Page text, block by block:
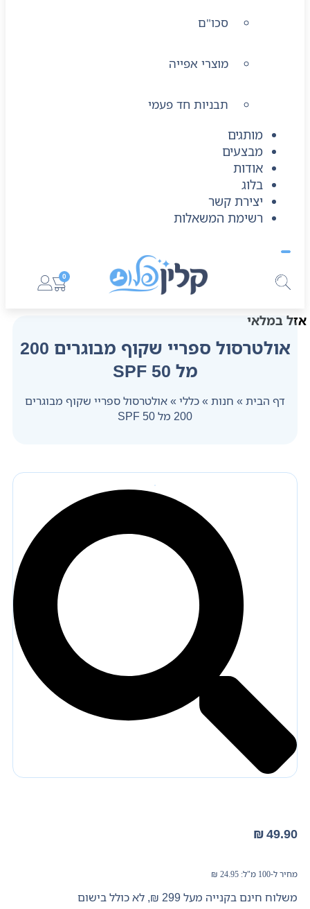
0
סכו"ם
מוצרי אפייה
תבניות חד פעמי
מותגים
מבצעים
אודות
בלוג
יצירת קשר
רשימת המשאלות
אזל במלאי
אולטרסול ספריי שקוף מבוגרים 200
מל 50 SPF
דף הבית » חנות »כללי »אולטרסול ספריי שקוף מבוגרים
200 מל 50 SPF
₪49.90
מחיר ל-100 מ"ל: ₪ 24.95
משלוח חינם בקנייה מעל 299 ₪, לא כולל בישום